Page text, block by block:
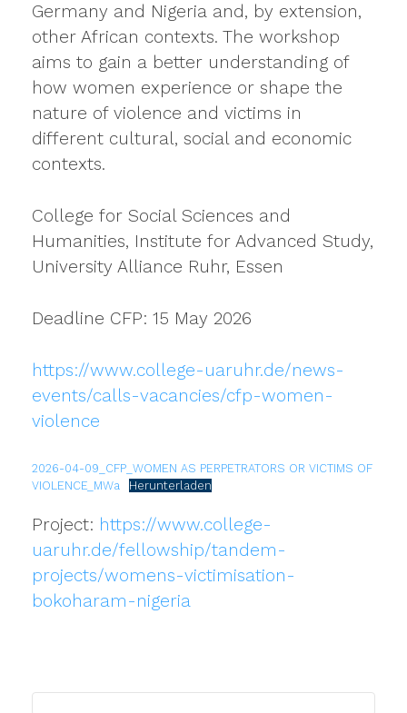
Germany and Nigeria and, by extension,
other African contexts. The workshop
aims to gain a better understanding of
how women experience or shape the
nature of violence and victims in
different cultural, social and economic
contexts.
College for Social Sciences and
Humanities, Institute for Advanced Study,
University Alliance Ruhr, Essen
Deadline CFP: 15 May 2026
https://www.college-uaruhr.de/news-
events/calls-vacancies/cfp-women-
violence
2026-04-09_CFP_WOMEN AS PERPETRATORS OR VICTIMS OF
VIOLENCE_MWa
Herunterladen
Project: https://www.college-
uaruhr.de/fellowship/tandem-
projects/womens-victimisation-
bokoharam-nigeria